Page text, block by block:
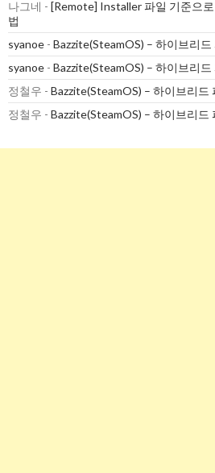
나그네 - [Remote] Installer 파일 기준으
법
syanoe - Bazzite(SteamOS) – 하이브리
syanoe - Bazzite(SteamOS) – 하이브리
정철우 - Bazzite(SteamOS) – 하이브리드
정철우 - Bazzite(SteamOS) – 하이브리드